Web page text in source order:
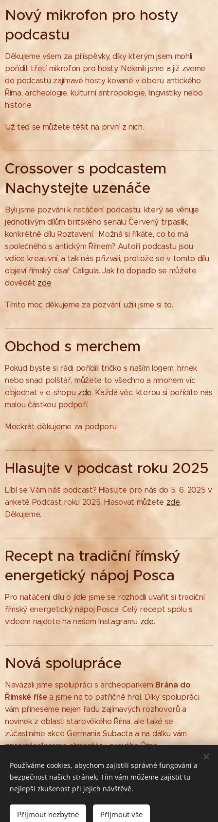
Nový mikrofon pro hosty
podcastu
Děkujeme všem za příspěvky, díky kterým jsem mohli
pořídit třetí mikrofon pro hosty. Nelenili jsme a již zveme
do podcastu zajímavé hosty kované v oboru antického
Říma, archeologie, kulturní antropologie, lingvistiky nebo
historie.
Už teď se můžete těšit na první z nich.
Crossover s podcastem
Nachystejte uzenáče
Byli jsme pozváni k natáčení podcastu, který se věnuje
jednotlivým dílům britského seriálu ˇČervený trpaslík,
konkrétně dílu Roztavení. Možná si říkáte, co to má
společného s antickým Římem? Autoři podcastu jsou
velice kreativní, a tak nás přizvali, protože se v tomto dílu
objeví římský císař Caligula. Jak to dopadlo se můžete
dovědět zde
Tímto moc děkujeme za pozvání, užili jsme si to.
Obchod s merchem
Pokud byste si rádi pořídili tričko s naším logem, hrnek
nebo snad polštář, můžete to všechno a mnohem víc
objednat v e-shopu zde. Každá věc, kterou si pořídíte nás
malou částkou podpoří.
Mockrát děkujeme za podporu
Hlasujte v podcast roku 2025
Líbí se Vám náš podcast? Hlasujte pro nás do 5. 6. 2025 v
anketě Podcast roku 2025. Hlasovat můžete zde.
Děkujeme.
Recept na tradiční římský
energetický nápoj Posca
Pro natáčení dílu o jídle jsme se rozhodli uvařit si tradiční
římský energetický nápoj Posca. Celý recept spolu s
videem najdete na našem Instagramu zde.
Nová spolupráce
Navázali jsme spolupráci s archeoparkem Brána do
Římské říše a jsme na to patřičně hrdí. Díky spolupráci
vám přineseme nejen řadu zajímavých rozhovorů a
novinek z oblasti starověkého Říma, ale také se
zúčastníme akce Germania Subacta a na dálku vám
zprostředkujeme atmosféru pravého Říma.
Máte dotazy nebo nějaké podněty? Napište nám na e-mail:
ave@podcast-hap.cz
© 2025
Cookies
Používáme cookies, abychom zajistili správné fungování a
bezpečnost našich stránek. Tím vám můžeme zajistit tu
nejlepší zkušenost při jejich návštěvě.
Přijmout nezbytné Přijmout vše